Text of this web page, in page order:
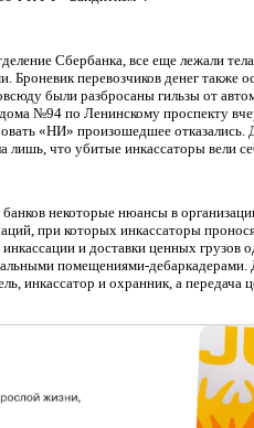
Сбербанка, все еще лежали
Броневик перевозчиков денег также
были разбросаны гильзы от
№94 по Ленинскому проспекту
«НИ» произошедшее отказались.
что убитые инкассаторы вели
некоторые нюансы в
при которых инкассаторы
и доставки ценных грузов
помещениями-дебаркадерами.
инкассатор и охранник, а передача